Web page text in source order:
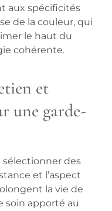
aux spécificités
de la couleur, qui
le haut du
cohérente.
et
une garde-
sélectionner des
et l’aspect
la vie de
soin apporté au